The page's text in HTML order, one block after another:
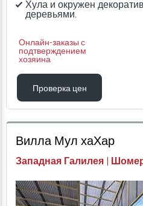
Хула и окружен
деревьями.
Онлайн-заказы с
подтверждением
хозяина
Проверка цен
Проверка цен
Вилла Мул хаХар
Западная Галилея |